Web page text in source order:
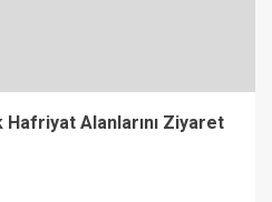
Alanlarını Ziyaret